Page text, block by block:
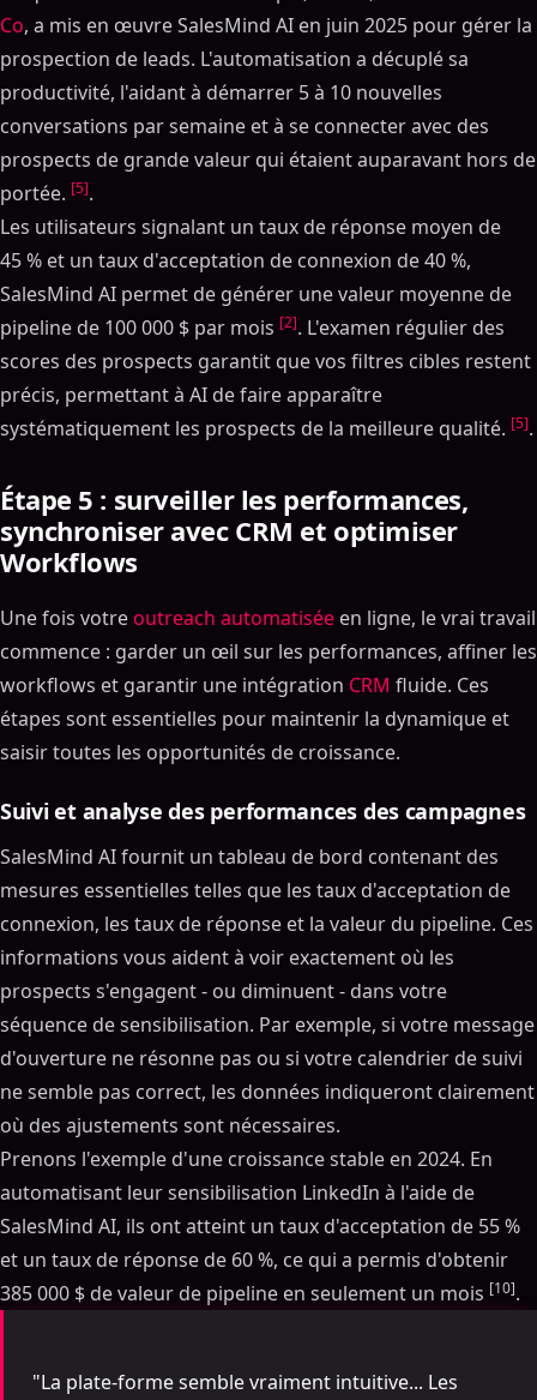
Co, a mis en œuvre SalesMind AI en juin 2025 pour gérer la
prospection de leads. L'automatisation a décuplé sa
productivité, l'aidant à démarrer 5 à 10 nouvelles
conversations par semaine et à se connecter avec des
prospects de grande valeur qui étaient auparavant hors de
portée. [5].
Les utilisateurs signalant un taux de réponse moyen de
45 % et un taux d'acceptation de connexion de 40 %,
SalesMind AI permet de générer une valeur moyenne de
pipeline de 100 000 $ par mois [2]. L'examen régulier des
scores des prospects garantit que vos filtres cibles restent
précis, permettant à AI de faire apparaître
systématiquement les prospects de la meilleure qualité. [5].
Étape 5 : surveiller les performances,
synchroniser avec CRM et optimiser
Workflows
Une fois votreoutreach automatisée en ligne, le vrai travail
commence : garder un œil sur les performances, affiner les
workflows et garantir une intégration CRM fluide. Ces
étapes sont essentielles pour maintenir la dynamique et
saisir toutes les opportunités de croissance.
Suivi et analyse des performances des campagnes
SalesMind AI fournit un tableau de bord contenant des
mesures essentielles telles que les taux d'acceptation de
connexion, les taux de réponse et la valeur du pipeline. Ces
informations vous aident à voir exactement où les
prospects s'engagent - ou diminuent - dans votre
séquence de sensibilisation. Par exemple, si votre message
d'ouverture ne résonne pas ou si votre calendrier de suivi
ne semble pas correct, les données indiqueront clairement
où des ajustements sont nécessaires.
Prenons l'exemple d'une croissance stable en 2024. En
automatisant leur sensibilisation LinkedIn à l'aide de
SalesMind AI, ils ont atteint un taux d'acceptation de 55 %
et un taux de réponse de 60 %, ce qui a permis d'obtenir
385 000 $ de valeur de pipeline en seulement un mois [10].
"La plate-forme semble vraiment intuitive... Les